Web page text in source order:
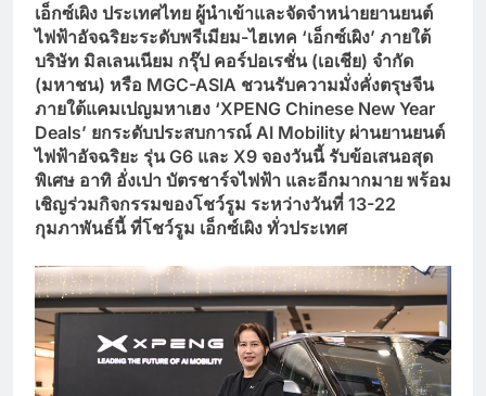
เอ็กซ์เผิง ประเทศไทย ผู้นำเข้าและจัดจำหน่ายยานยนต์
ไฟฟ้าอัจฉริยะระดับพรีเมียม-ไฮเทค ‘เอ็กซ์เผิง’ ภายใต้
บริษัท มิลเลนเนียม กรุ๊ป คอร์ปอเรชั่น (เอเชีย) จำกัด
(มหาชน) หรือ MGC-ASIA ชวนรับความมั่งคั่งตรุษจีน
ภายใต้แคมเปญมหาเฮง ‘XPENG Chinese New Year
Deals’ ยกระดับประสบการณ์ AI Mobility ผ่านยานยนต์
ไฟฟ้าอัจฉริยะ รุ่น G6 และ X9 จองวันนี้ รับข้อเสนอสุด
พิเศษ อาทิ อั่งเปา บัตรชาร์จไฟฟ้า และอีกมากมาย พร้อม
เชิญร่วมกิจกรรมของโชว์รูม ระหว่างวันที่ 13-22
กุมภาพันธ์นี้ ที่โชว์รูม เอ็กซ์เผิง ทั่วประเทศ